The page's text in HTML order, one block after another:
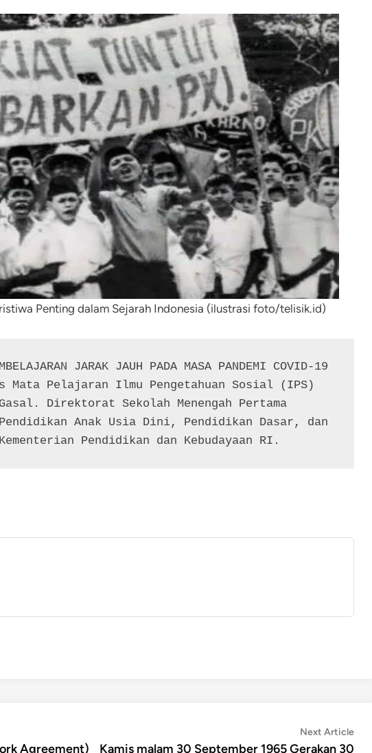
Penting dalam Sejarah Indonesia (ilustrasi foto/telisik.id)
JARAK JAUH PADA MASA PANDEMI COVID-19
MTs Mata Pelajaran Ilmu Pengetahuan Sosial (IPS)
Direktorat Sekolah Menengah Pertama
Anak Usia Dini, Pendidikan Dasar, dan
Pendidikan dan Kebudayaan RI.
Agreement)
Next ArticleNext
Kamis malam 30 September 1965 Gerakan 30